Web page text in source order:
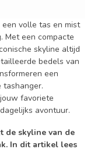
volle tas en mist
Met een compacte
skyline altijd
bedels van
een
favoriete
avontuur.
de skyline van de
In dit artikel lees